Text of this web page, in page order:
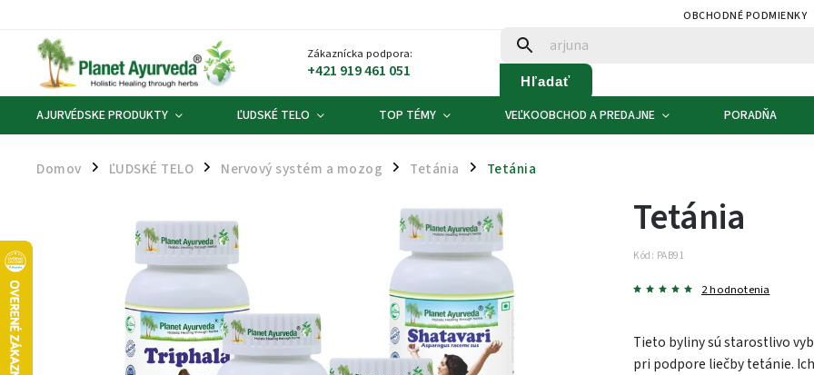
OBCHODNÉ PODMIENKY
Zákaznícka podpora:
+421 919 461 051 Hľadať
AJURVÉDSKE PRODUKTY ĽUDSKÉ TELO TOP TÉMY VEĽKOOBCHOD A PREDAJNE PORADŇA
Domov / ĽUDSKÉ TELO / Nervový systém a mozog / Tetánia / Tetánia
Tetánia
Kód: PAB91
2 hodnotenia
Tieto byliny sú starostlivo
pri podpore liečby tetánie.